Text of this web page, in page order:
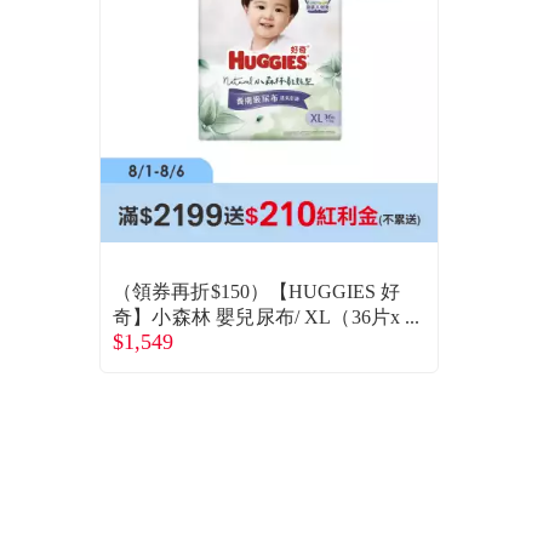
（領券再折$150）【HUGGIES 好
奇】小森林 嬰兒尿布/ XL（36片x
4包/箱）廠商直送
$1,549